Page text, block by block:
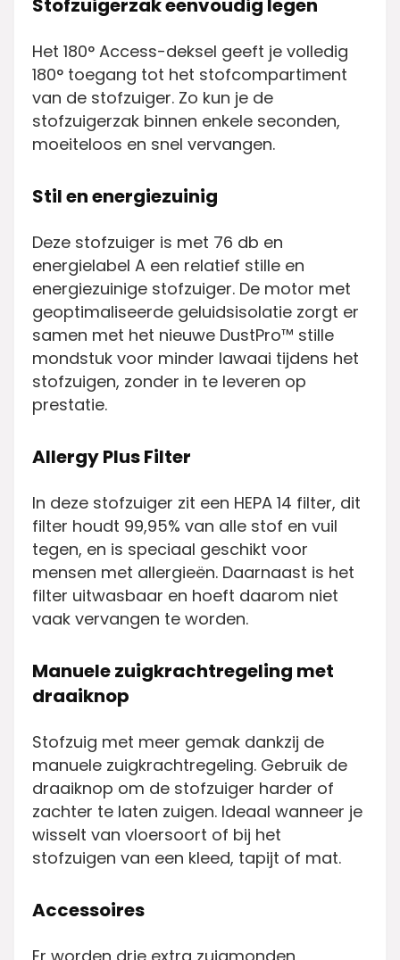
Stofzuigerzak eenvoudig legen
Het 180° Access-deksel geeft je volledig
180° toegang tot het stofcompartiment
van de stofzuiger. Zo kun je de
stofzuigerzak binnen enkele seconden,
moeiteloos en snel vervangen.
Stil en energiezuinig
Deze stofzuiger is met 76 db en
energielabel A een relatief stille en
energiezuinige stofzuiger. De motor met
geoptimaliseerde geluidsisolatie zorgt er
samen met het nieuwe DustPro™ stille
mondstuk voor minder lawaai tijdens het
stofzuigen, zonder in te leveren op
prestatie.
Allergy Plus Filter
In deze stofzuiger zit een HEPA 14 filter, dit
filter houdt 99,95% van alle stof en vuil
tegen, en is speciaal geschikt voor
mensen met allergieën. Daarnaast is het
filter uitwasbaar en hoeft daarom niet
vaak vervangen te worden.
Manuele zuigkrachtregeling met
draaiknop
Stofzuig met meer gemak dankzij de
manuele zuigkrachtregeling. Gebruik de
draaiknop om de stofzuiger harder of
zachter te laten zuigen. Ideaal wanneer je
wisselt van vloersoort of bij het
stofzuigen van een kleed, tapijt of mat.
Accessoires